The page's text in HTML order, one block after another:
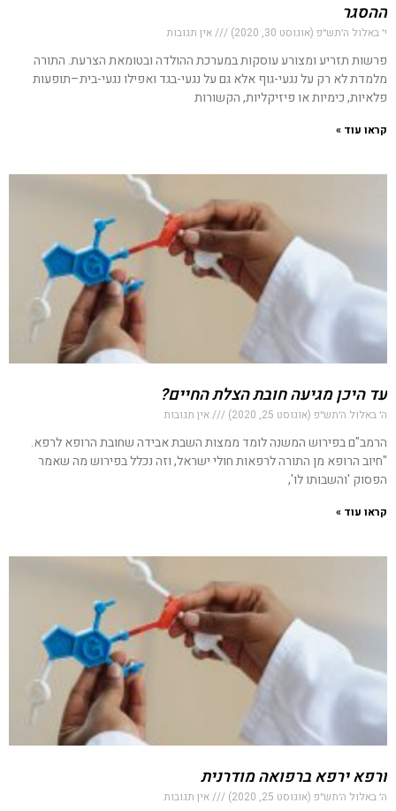
ההסגר
י׳ באלול ה׳תש״פ (אוגוסט 30, 2020) אין תגובות
פרשות תזריע ומצורע עוסקות במערכת ההולדה ובטומאת הצרעת. התורה
מלמדת לא רק על נגעי-גוף אלא גם על נגעי-בגד ואפילו נגעי-בית–תופעות
פלאיות, כימיות או פיזיקליות, הקשורות
קראו עוד »
עד היכן מגיעה חובת הצלת החיים?
ה׳ באלול ה׳תש״פ (אוגוסט 25, 2020) אין תגובות
הרמב"ם בפירוש המשנה לומד ממצות השבת אבידה שחובת הרופא לרפא.
"חיוב הרופא מן התורה לרפאות חולי ישראל, וזה נכלל בפירוש מה שאמר
הפסוק 'והשבותו לו',
קראו עוד »
ורפא ירפא ברפואה מודרנית
ה׳ באלול ה׳תש״פ (אוגוסט 25, 2020) אין תגובות